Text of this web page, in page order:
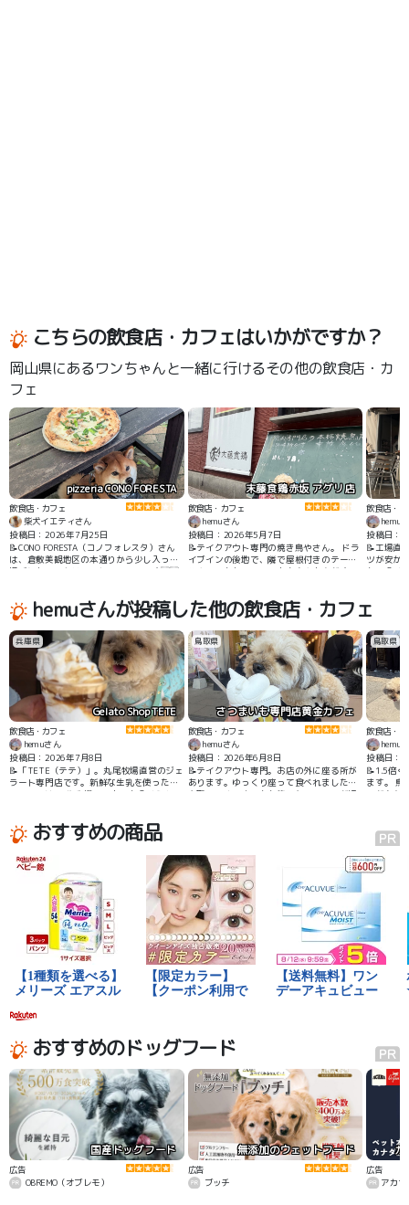
こちらの飲食店・カフェはいかがですか？
岡山県にあるワンちゃんと一緒に行けるその他の飲食店・カ
フェ
pizzeria CONO FORESTA
飲食店・カフェ
柴犬イエティさん
投稿日：2026年7月25日
📝CONO FORESTA（コノフォレスタ）さん
は、倉敷美観地区の本通りから少し入った
場所にあるイタリアンレストランです🇮🇹
☺️🐶🌲 薪窯で焼かれるピザは生地もとても
美味しかったです👍✨
末藤食鶏赤坂 アグリ店
飲食店・カフェ
hemuさん
投稿日：2026年5月7日
📝テイクアウト専門の焼き鳥やさん。 ドラ
イブインの後地で、隣で屋根付きのテーブ
ルやイスもあるので、お土産や小腹がすい
飲食店・カ
hemu
投稿日：
📝工場直
ツが安か
も、食べ
hemuさんが投稿した他の飲食店・カフェ
兵庫県
Gelato Shop TETE
飲食店・カフェ
hemuさん
投稿日：2026年7月8日
📝「TETE（テテ）」。丸尾牧場直営のジェ
ラート専門店です。新鮮な生乳を使ったジ
ェラートは、“牛乳嫌いの人でも食べられ
います。テラスわんちゃんOK。屋根もあ
り、人気です
鳥取県
さつまいも専門店黄金カフェ
飲食店・カフェ
hemuさん
投稿日：2026年6月8日
📝テイクアウト専門。お店の外に座る所が
あります。ゆっくり座って食べれました。
鳥取県のさつまいもも使ったスイーツが沢
鳥取県
飲食店・カ
hemu
投稿日：
📝1.5倍ぐ
ます。 鳥
ーが有名
おすすめの商品
おすすめのドッグフード
国産ドッグフード
広告
OBREMO（オブレモ）
無添加のウェットフード
広告
ブッチ
カ
広告
アカ